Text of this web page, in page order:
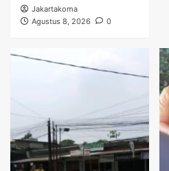
Jakartakoma
Agustus 8, 2026
0